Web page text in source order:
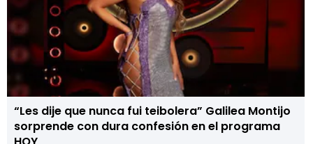
“Les dije que nunca fui teibolera” Galilea Montijo
sorprende con dura confesión en el programa